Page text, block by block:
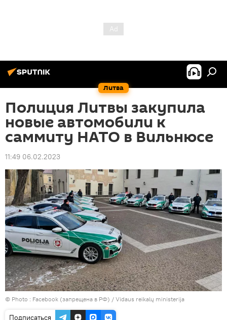
Литва
Полиция Литвы закупила
новые автомобили к
саммиту НАТО в Вильнюсе
11:49 06.02.2023
© Photo : Facebook (запрещена в РФ) / Vidaus reikalų ministerija
Подписаться